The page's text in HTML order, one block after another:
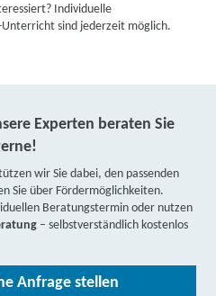
Individuelle
sind jederzeit möglich.
Experten beraten Sie
wir Sie dabei, den passenden
Sie über Fördermöglichkeiten.
Beratungstermin oder nutzen
– selbstverständlich kostenlos
Anfrage stellen